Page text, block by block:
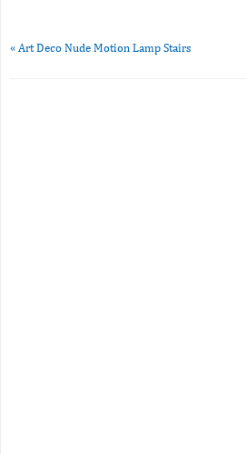
« Art Deco Nude Motion Lamp Stairs